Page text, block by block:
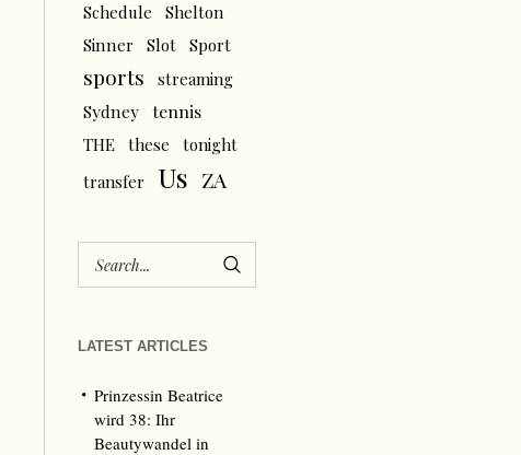
Schedule
Shelton
Sinner
Slot Sport
sports
streaming
Sydney
tennis
THE these
tonight
transfer
Us ZA
LATEST ARTICLES
Prinzessin Beatrice
wird 38: Ihr
Beautywandel in